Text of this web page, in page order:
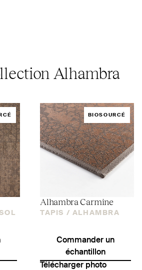
Alhambra
BIOSOURCÉ
Alhambra Carmine
TAPIS / ALHAMBRA
Commander un
échantillon
Télécharger photo